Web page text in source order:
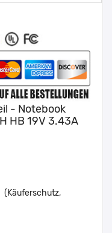
- Notebook
HB 19V 3.43A
(Käuferschutz,